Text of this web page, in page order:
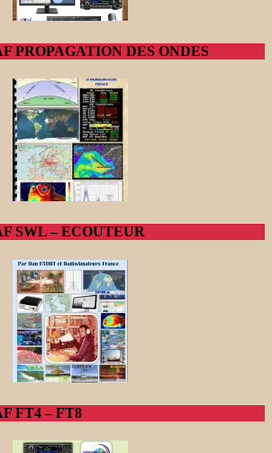
PROPAGATION DES ONDES
SWL – ECOUTEUR
FT4 – FT8